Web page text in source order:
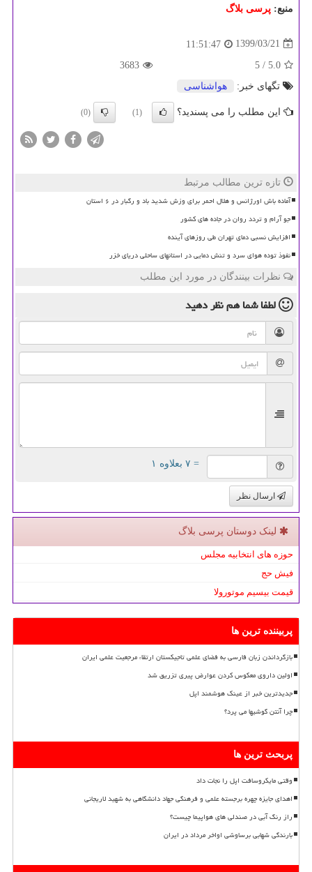
منبع: پرسی بلاگ
1399/03/21
11:51:47
5.0
/ 5
3683
تگهای خبر:
هواشناسی
این مطلب را می پسندید؟ (1)
(0)
تازه ترین مطالب مرتبط
آماده باش اورژانس و هلال احمر برای وزش شدید باد و رگبار در ۶ استان
جو آرام و تردد روان در جاده های کشور
افزایش نسبی دمای تهران طی روزهای آینده
نفوذ توده هوای سرد و تنش دمایی در استانهای ساحلی دریای خزر
نظرات بینندگان در مورد این مطلب
لطفا شما همنظر دهید
= ۷ بعلاوه ۱
ارسال نظر
لینک دوستان پرسی بلاگ
حوزه های انتخابیه مجلس
فیش حج
قیمت بیسیم موتورولا
پربیننده ترین ها
بازگرداندن زبان فارسی به فضای علمی تاجیکستان ارتقاء مرجعیت علمی ایران
اولین داروی معکوس کردن عوارض پیری تزریق شد
جدیدترین خبر از عینک هوشمند اپل
چرا آنتن گوشیها می پرد؟
پربحث ترین ها
وقتی مایکروسافت اپل را نجات داد
اهدای جایزه چهره برجسته علمی و فرهنگی جهاد دانشگاهی به شهید لاریجانی
راز رنگ آبی در صندلی های هواپیما چیست؟
بارندگی شهابی برساوشی اواخر مرداد در ایران